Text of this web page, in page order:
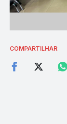
COMPARTILHAR